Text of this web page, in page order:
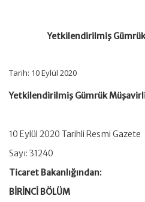
Yetkilendirilmiş
Tarih: 10 Eylül 2020
Yetkilendirilmiş Gümrük
10 Eylül 2020 Tarihli Resmi Gazete
Sayı: 31240
Ticaret Bakanlığından:
BİRİNCİ BÖLÜM